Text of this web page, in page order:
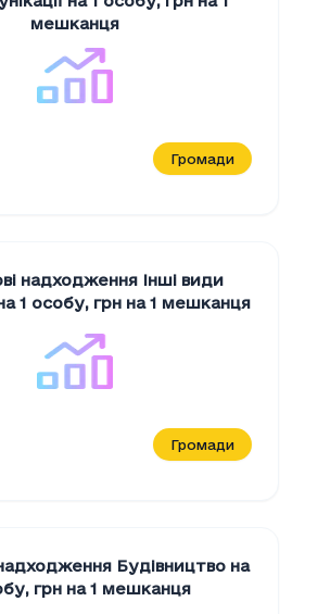
мешканця
Громади
надходження Iншi види
1 особу, грн на 1 мешканця
Громади
Будiвництво на
, грн на 1 мешканця